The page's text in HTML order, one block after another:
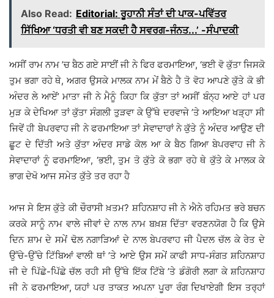
Also Read: Editorial: ਰੂਹਾਨੀ ਸੰਤਾਂ ਦੀ ਪਾਕ-ਪਵਿੱਤਰ
ਸਿੱਖਿਆ ‘ਧਰਤੀ ਵੀ ਬਣ ਸਕਦੀ ਹੈ ਸਵਰਗ-ਜੰਨਤ...’ -ਸੰਪਾਦਕੀ
ਅਸੀਂ ਰਾਮ ਨਾਮ ’ਚ ਬੈਠ ਗਏ ਸਾਈਂ ਜੀ ਨੇ ਫਿਰ ਫਰਮਾਇਆ, ‘ਭਈ ਵੋ ਕੁੱਤਾ ਜਿਸਕੋ
ਤੁਮ ਭਗਾ ਰਹੇ ਥੇ, ਅਗਰ ਉਸਕੇ ਮਾਲਕ ਨਾਮ ਮੇਂ ਬੈਠੇ ਹੈ ਤੋ ਵੋਹ ਆਪਣੇ ਕੁੱਤੇ ਕੋ ਭੀ
ਅੰਦਰ ਲੇ ਆਏਂ’ ਮਾਤਾ ਜੀ ਨੇ ਮੈਨੂੰ ਕਿਹਾ ਕਿ ਕੁੱਤਾ ਤਾਂ ਅਸੀਂ ਬੰਨ੍ਹ ਆਏ ਹਾਂ ਪਰ
ਮੁੜ ਕੇ ਦੇਖਿਆ ਤਾਂ ਕੁੱਤਾ ਸੰਗਲੀ ਤੁੜਵਾ ਕੇ ਉੱਥੇ ਦਰਵਾਜੇ ’ਤੇ ਆਇਆ ਖੜ੍ਹਾ ਸੀ
ਜਿਵੇਂ ਹੀ ਬੇਪਰਵਾਹ ਜੀ ਨੇ ਫਰਮਾਇਆ ਤਾਂ ਸੇਵਾਦਾਰਾਂ ਨੇ ਕੁੱਤੇ ਨੂੰ ਅੰਦਰ ਆਉਣ ਦੀ
ਛੂਟ ਦੇ ਦਿੱਤੀ ਅਤੇ ਕੁੱਤਾ ਅੰਦਰ ਸਾਡੇ ਕੋਲ ਆ ਕੇ ਬੈਠ ਗਿਆ ਬੇਪਰਵਾਹ ਜੀ ਨੇ
ਸੇਵਾਦਾਰਾਂ ਨੂੰ ਫਰਮਾਇਆ, ‘ਭਈ, ਤੁਮ ਤੋ ਕੁੱਤੇ ਕੋ ਭਗਾ ਰਹੇ ਥੇ ਕੁੱਤੇ ਕੇ ਮਾਲਕ ਕੇ
ਭਾਗ ਦੇਖੋ ਆਜ ਸਮੇਤ ਕੁੱਤੇ ਤਰ ਰਹਾ ਹੈ
ਆਜ ਸੇ ਇਸ ਕੁੱਤੇ ਕੀ ਚੌਰਾਸੀ ਖ਼ਤਮ? ਸ਼ਹਿਨਸ਼ਾਹ ਜੀ ਨੇ ਐਨੇ ਰਹਿਮਤ ਭਰੇ ਬਚਨ
ਕਰਕੇ ਸਾਨੂੰ ਨਾਮ ਵਾਲੇ ਜੀਵਾਂ ਦੇ ਨਾਲ ਨਾਮ ਬਖ਼ਸ਼ ਦਿੱਤਾ ਵਰਣਨਯੋਗ ਹੈ ਕਿ ਉਸੇ
ਦਿਨ ਸ਼ਾਮ ਦੇ ਸਮੇਂ ਢੋਲ ਨਗਾੜਿਆਂ ਦੇ ਨਾਲ ਬੇਪਰਵਾਹ ਜੀ ਪੈਦਲ ਚੱਲ ਕੇ ਰੇਤ ਦੇ
ਉੱਚੇ-ਉੱਚੇ ਟਿੱਬਿਆਂ ਵਾਲੀ ਥਾਂ ’ਤੇ ਆਏ ਉਸ ਸਮੇਂ ਕਾਫੀ ਸਾਧ-ਸੰਗਤ ਸ਼ਹਿਨਸ਼ਾਹ
ਜੀ ਦੇ ਪਿੱਛੇ-ਪਿੱਛੇ ਚੱਲ ਰਹੀ ਸੀ ਉੱਥੇ ਇੱਕ ਟਿੱਬੇ ’ਤੇ ਡੰਗੋਰੀ ਲਗਾ ਕੇ ਸ਼ਹਿਨਸ਼ਾਹ
ਜੀ ਨੇ ਫਰਮਾਇਆ, ਯਹਾਂ ਪਰ ਤਾਕਤ ਅਪਨਾ ਪੂਰਾ ਰੰਗ ਦਿਖਾਏਗੀ ਇਸ ਤਰ੍ਹਾਂ